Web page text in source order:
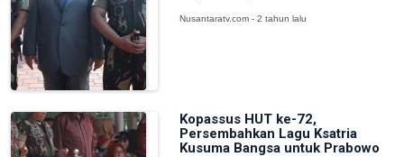
Nusantaratv.com - 2 tahun lalu
Kopassus HUT ke-72,
Persembahkan Lagu Ksatria
Kusuma Bangsa untuk Prabowo